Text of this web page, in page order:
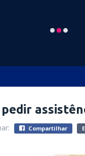
pedir
Compartilhar